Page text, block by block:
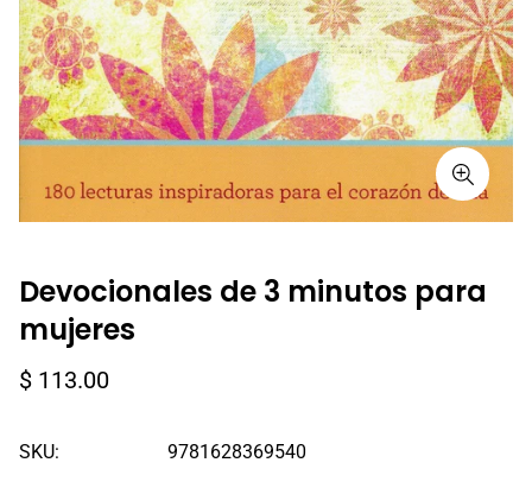
Devocionales de 3 minutos para
mujeres
Precio
$ 113.00
SKU: 9781628369540